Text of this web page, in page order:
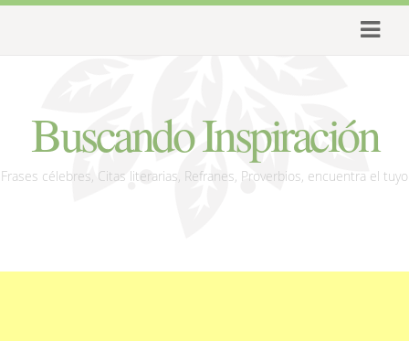
Buscando Inspiración
Frases célebres, Citas literarias, Refranes, Proverbios, encuentra el tuyo